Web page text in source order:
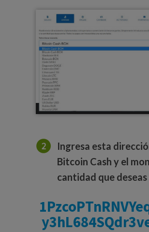
Ingresa esta
Bitcoin Cash y el
cantidad que